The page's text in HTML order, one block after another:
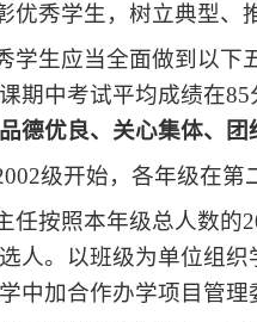
优秀学生，树立典型、
学生应当全面做到以下
期中考试平均成绩在85
德优良、关心集体、团
级开始，各年级在第
任按照本年级总人数的
人。以班级为单位组
中加合作办学项目管理